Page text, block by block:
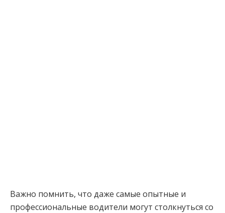
Важно помнить, что даже самые опытные и
профессиональные водители могут столкнуться со